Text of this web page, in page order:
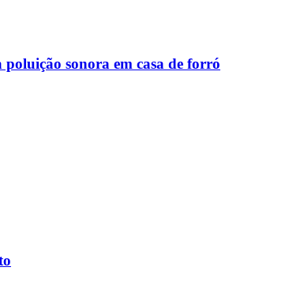
sonora em casa de forró